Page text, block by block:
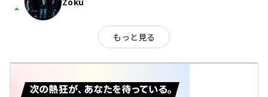
arrow_drop_up
もっと見る